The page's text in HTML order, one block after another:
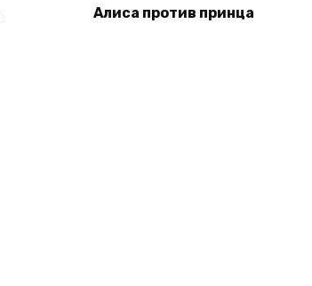
Алиса против принца